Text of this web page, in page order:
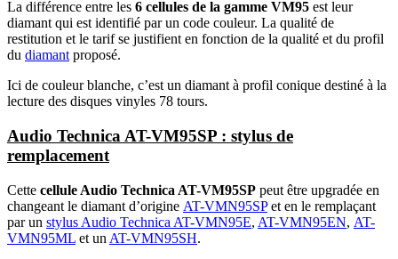
La différence entre les 6 cellules de la gamme VM95 est leur
diamant qui est identifié par un code couleur. La qualité de
restitution et le tarif se justifient en fonction de la qualité et du profil
du diamant proposé.
Ici de couleur blanche, c’est un diamant à profil conique destiné à la
lecture des disques vinyles 78 tours.
Audio Technica AT-VM95SP : stylus de
remplacement
Cette cellule Audio Technica AT-VM95SP peut être upgradée en
changeant le diamant d’origine AT-VMN95SPet en le remplaçant
par un stylus Audio Technica AT-VMN95E, AT-VMN95EN, AT-
VMN95ML et un AT-VMN95SH.